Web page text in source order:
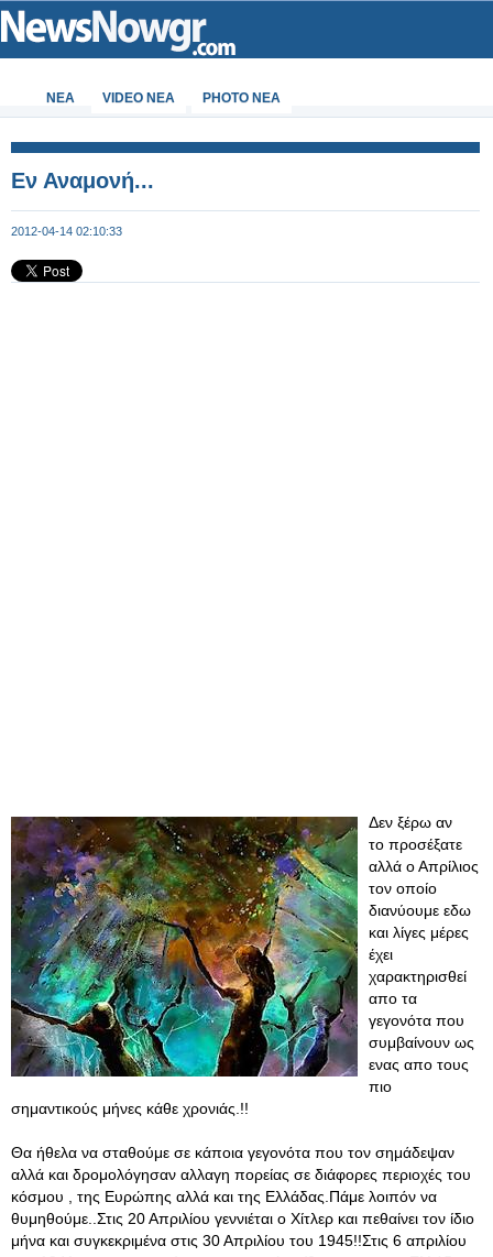
ΝΕΑ VIDEO NEA PHOTO NEA
Εν Αναμονή...
2012-04-14 02:10:33
Δεν ξέρω αν
το προσέξατε
αλλά ο Απρίλιος
τον οποίο
διανύουμε εδω
και λίγες μέρες
έχει
χαρακτηρισθεί
απο τα
γεγονότα που
συμβαίνουν ως
ενας απο τους
πιο
σημαντικούς μήνες κάθε χρονιάς.!!
Θα ήθελα να σταθούμε σε κάποια γεγονότα που τον σημάδεψαν
αλλά και δρομολόγησαν αλλαγη πορείας σε διάφορες περιοχές του
κόσμου , της Ευρώπης αλλά και της Ελλάδας.Πάμε λοιπόν να
θυμηθούμε..Στις 20 Απριλίου γεννιέται ο Χίτλερ και πεθαίνει τον ίδιο
μήνα και συγκεκριμένα στις 30 Απριλίου του 1945!!Στις 6 απριλίου